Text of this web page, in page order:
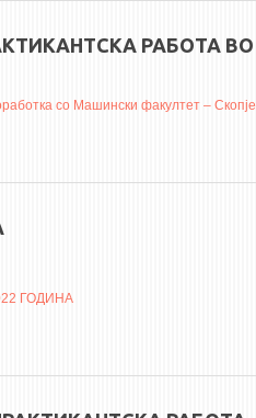
РАБОТА
со Машински факултет – Скопје
ГОДИНА